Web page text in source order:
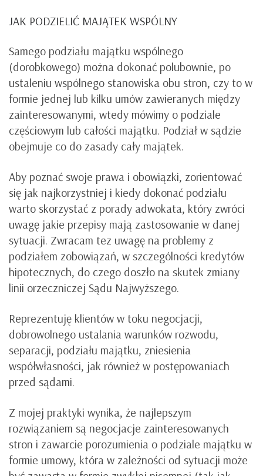
JAK PODZIELIĆ MAJĄTEK WSPÓLNY
Samego podziału majątku wspólnego
(dorobkowego) można dokonać polubownie, po
ustaleniu wspólnego stanowiska obu stron, czy to w
formie jednej lub kilku umów zawieranych między
zainteresowanymi, wtedy mówimy o podziale
częściowym lub całości majątku. Podział w sądzie
obejmuje co do zasady cały majątek.
Aby poznać swoje prawa i obowiązki, zorientować
się jak najkorzystniej i kiedy dokonać podziału
warto skorzystać z porady adwokata, który zwróci
uwagę jakie przepisy mają zastosowanie w danej
sytuacji. Zwracam tez uwagę na problemy z
podziałem zobowiązań, w szczególności kredytów
hipotecznych, do czego doszło na skutek zmiany
linii orzeczniczej Sądu Najwyższego.
Reprezentuję klientów w toku negocjacji,
dobrowolnego ustalania warunków rozwodu,
separacji, podziału majątku, zniesienia
współwłasności, jak również w postępowaniach
przed sądami.
Z mojej praktyki wynika, że najlepszym
rozwiązaniem są negocjacje zainteresowanych
stron i zawarcie porozumienia o podziale majątku w
formie umowy, która w zależności od sytuacji może